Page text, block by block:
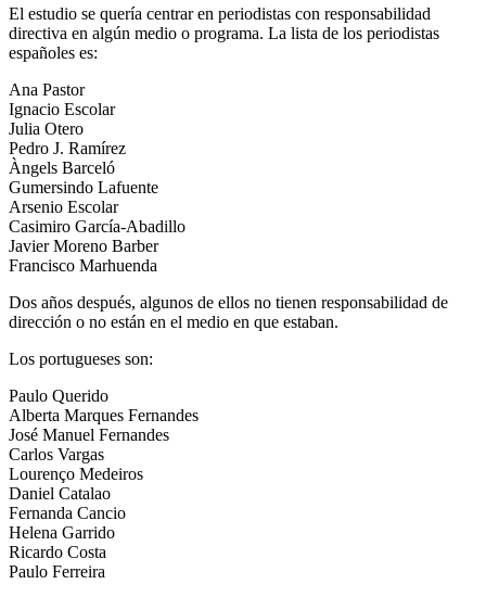
El estudio se quería centrar en periodistas con responsabilidad
directiva en algún medio o programa. La lista de los periodistas
españoles es:
Ana Pastor
Ignacio Escolar
Julia Otero
Pedro J. Ramírez
Àngels Barceló
Gumersindo Lafuente
Arsenio Escolar
Casimiro García-Abadillo
Javier Moreno Barber
Francisco Marhuenda
Dos años después, algunos de ellos no tienen responsabilidad de
dirección o no están en el medio en que estaban.
Los portugueses son:
Paulo Querido
Alberta Marques Fernandes
José Manuel Fernandes
Carlos Vargas
Lourenço Medeiros
Daniel Catalao
Fernanda Cancio
Helena Garrido
Ricardo Costa
Paulo Ferreira